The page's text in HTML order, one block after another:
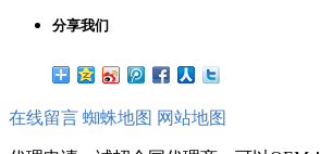
分享我们
在线留言 蜘蛛地图 网站地图